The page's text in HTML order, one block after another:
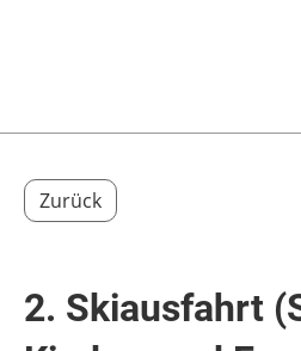
Zurück
2. Skiausfahrt